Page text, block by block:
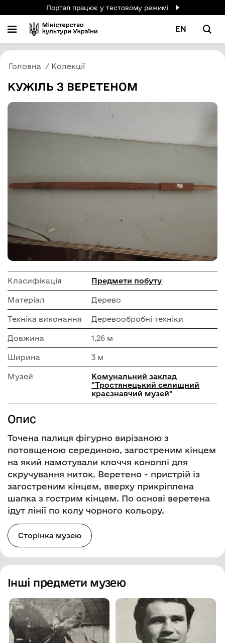
Портал працює у тестовому режимі
EN
Головна Колекції
КУЖІЛЬ З ВЕРЕТЕНОМ
Класифікація Предмети побуту
Матеріал Дерево
Техніка виконання Деревообробні техніки
Довжина 1.26 м
Ширина 3 м
Музей
Комунальний заклад
"Тростянецький селищний
краєзнавчий музей"
Опис
Точена палиця фігурно вирізаною з
потовщеною серединою, загостреним кінцем
на який намотували клоччя коноплі для
скручування ниток. Веретено - пристрій із
загостреним кінцем, вверху прикріплена
шапка з гострим кінцем. По основі веретена
ідут лінії по колу чорного кольору.
Сторінка музею
Інші предмети музею